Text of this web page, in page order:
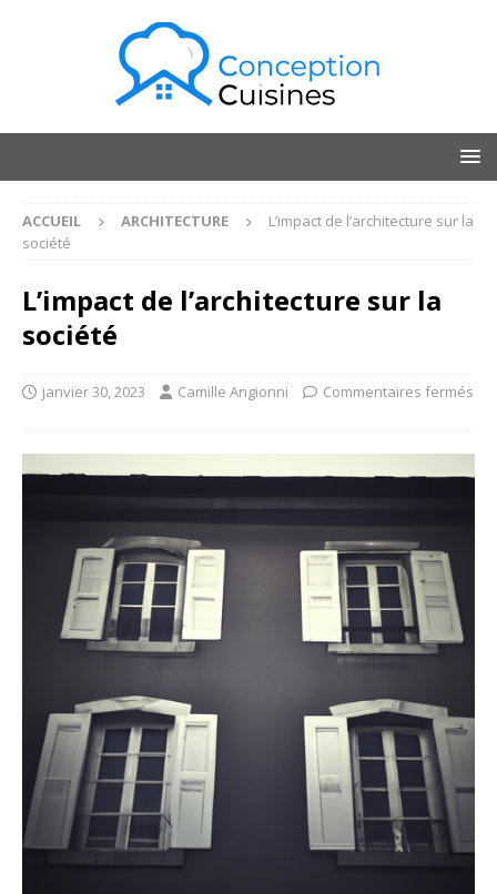
ACCUEIL ARCHITECTURE
L’impact de l’architecture sur la
société
L’impact de l’architecture sur la
société
janvier 30, 2023 Camille Angionni Commentaires fermés